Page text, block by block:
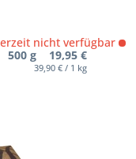
nicht verfügbar
500 g 19,95 €
39,90 € / 1 kg